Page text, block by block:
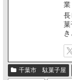
業
長
菓
き
千葉市 駄菓子屋